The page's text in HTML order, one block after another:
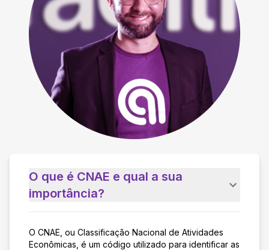
O que é CNAE e qual a sua
importância?
O CNAE, ou Classificação Nacional de Atividades
Econômicas, é um código utilizado para identificar as